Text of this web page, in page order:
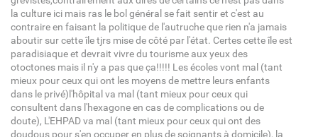
la culture ici mais ras le bol général se fait sentir et c'est au
contraire en faisant la politique de l'autruche que rien n'a jamais
aboutir sur cette île tjrs mise de côté par l'état. Certes cette île est
paradisiaque et devrait vivre du tourisme aux yeux des
otoctones mais il n'y a pas que ça!!!!! Les écoles vont mal (tant
mieux pour ceux qui ont les moyens de mettre leurs enfants
dans le privé)l'hôpital va mal (tant mieux pour ceux qui
consultent dans l'hexagone en cas de complications ou de
doute), L'EHPAD va mal (tant mieux pour ceux qui ont des